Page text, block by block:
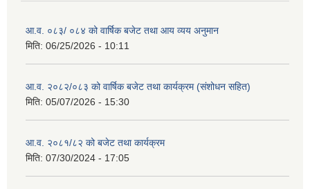
आ.व. ०८३/ ०८४ को वार्षिक बजेट तथा आय व्यय अनुमान
मिति: 06/25/2026 - 10:11
आ.व. २०८२/०८३ को वार्षिक बजेट तथा कार्यक्रम (संशोधन सहित)
मिति: 05/07/2026 - 15:30
आ.व. २०८१/८२ को बजेट तथा कार्यक्रम
मिति: 07/30/2024 - 17:05